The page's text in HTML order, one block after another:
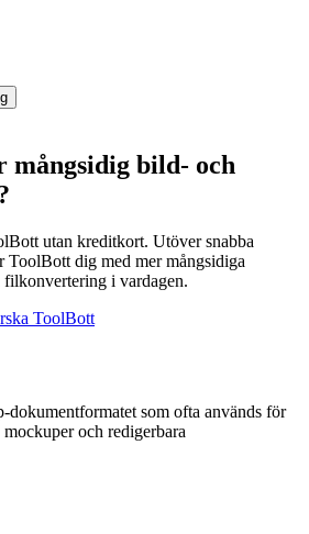
mångsidig bild- och
utan kreditkort. Utöver snabba
ToolBott dig med mer mångsidiga
i vardagen.
ToolBott
dokumentformatet som ofta används för
och redigerbara